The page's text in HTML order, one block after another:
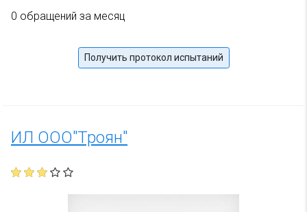
0 обращений за месяц
Получить протокол испытаний
ИЛ ООО"Троян"